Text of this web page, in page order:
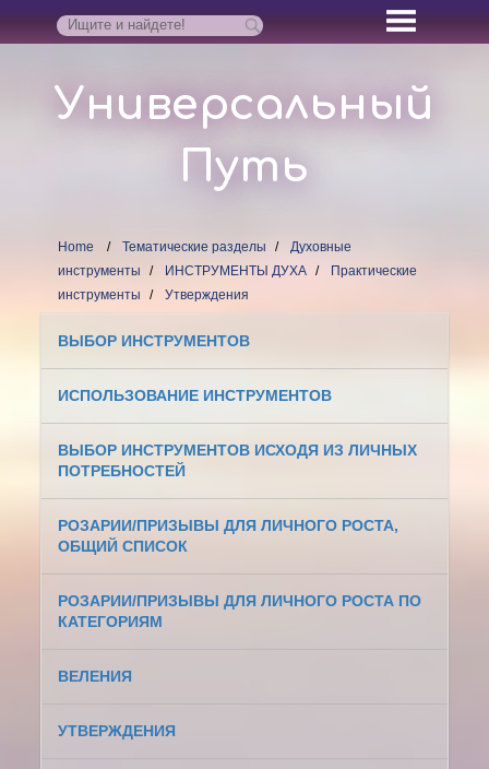
Универсальный
Путь
Home Тематические разделы
Духовные
инструменты
ИНСТРУМЕНТЫ ДУХА
Практические
инструменты
Утверждения
ВЫБОР ИНСТРУМЕНТОВ
ИСПОЛЬЗОВАНИЕ ИНСТРУМЕНТОВ
ВЫБОР ИНСТРУМЕНТОВ ИСХОДЯ ИЗ ЛИЧНЫХ
ПОТРЕБНОСТЕЙ
РОЗАРИИ/ПРИЗЫВЫ ДЛЯ ЛИЧНОГО РОСТА,
ОБЩИЙ СПИСОК
РОЗАРИИ/ПРИЗЫВЫ ДЛЯ ЛИЧНОГО РОСТА ПО
КАТЕГОРИЯМ
ВЕЛЕНИЯ
УТВЕРЖДЕНИЯ